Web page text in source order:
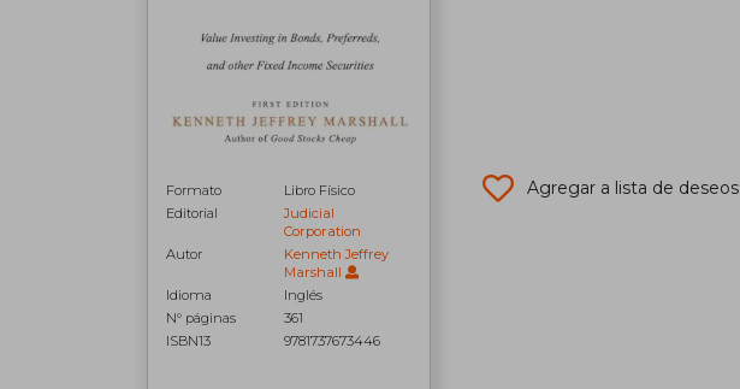
Formato
Libro Físico
Editorial
Judicial
Corporation
Autor
Kenneth Jeffrey
Marshall
Idioma
Inglés
N° páginas
361
ISBN13
9781737673446
Agregar a lista de deseos